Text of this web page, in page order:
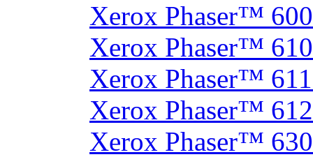
Xerox Phaser™
Xerox Phaser™
Xerox Phaser™
Xerox Phaser™
Xerox Phaser™